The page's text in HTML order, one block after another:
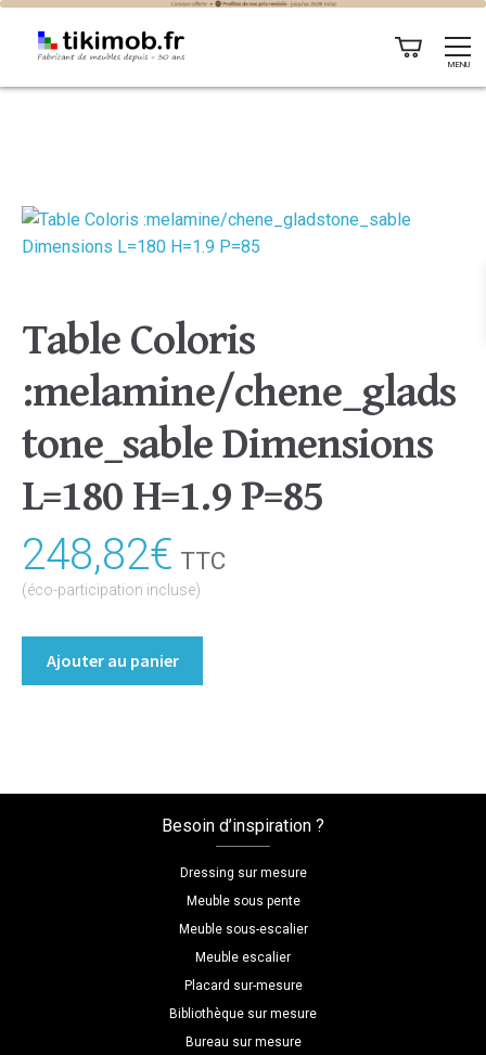
MENU
Table Coloris
:melamine/chene_glads
tone_sable Dimensions
L=180 H=1.9 P=85
248,82€ TTC
(éco-participation incluse)
Ajouter au panier
Besoin d’inspiration ?
Dressing sur mesure
Meuble sous pente
Meuble sous-escalier
Meuble escalier
Placard sur-mesure
Bibliothèque sur mesure
Bureau sur mesure